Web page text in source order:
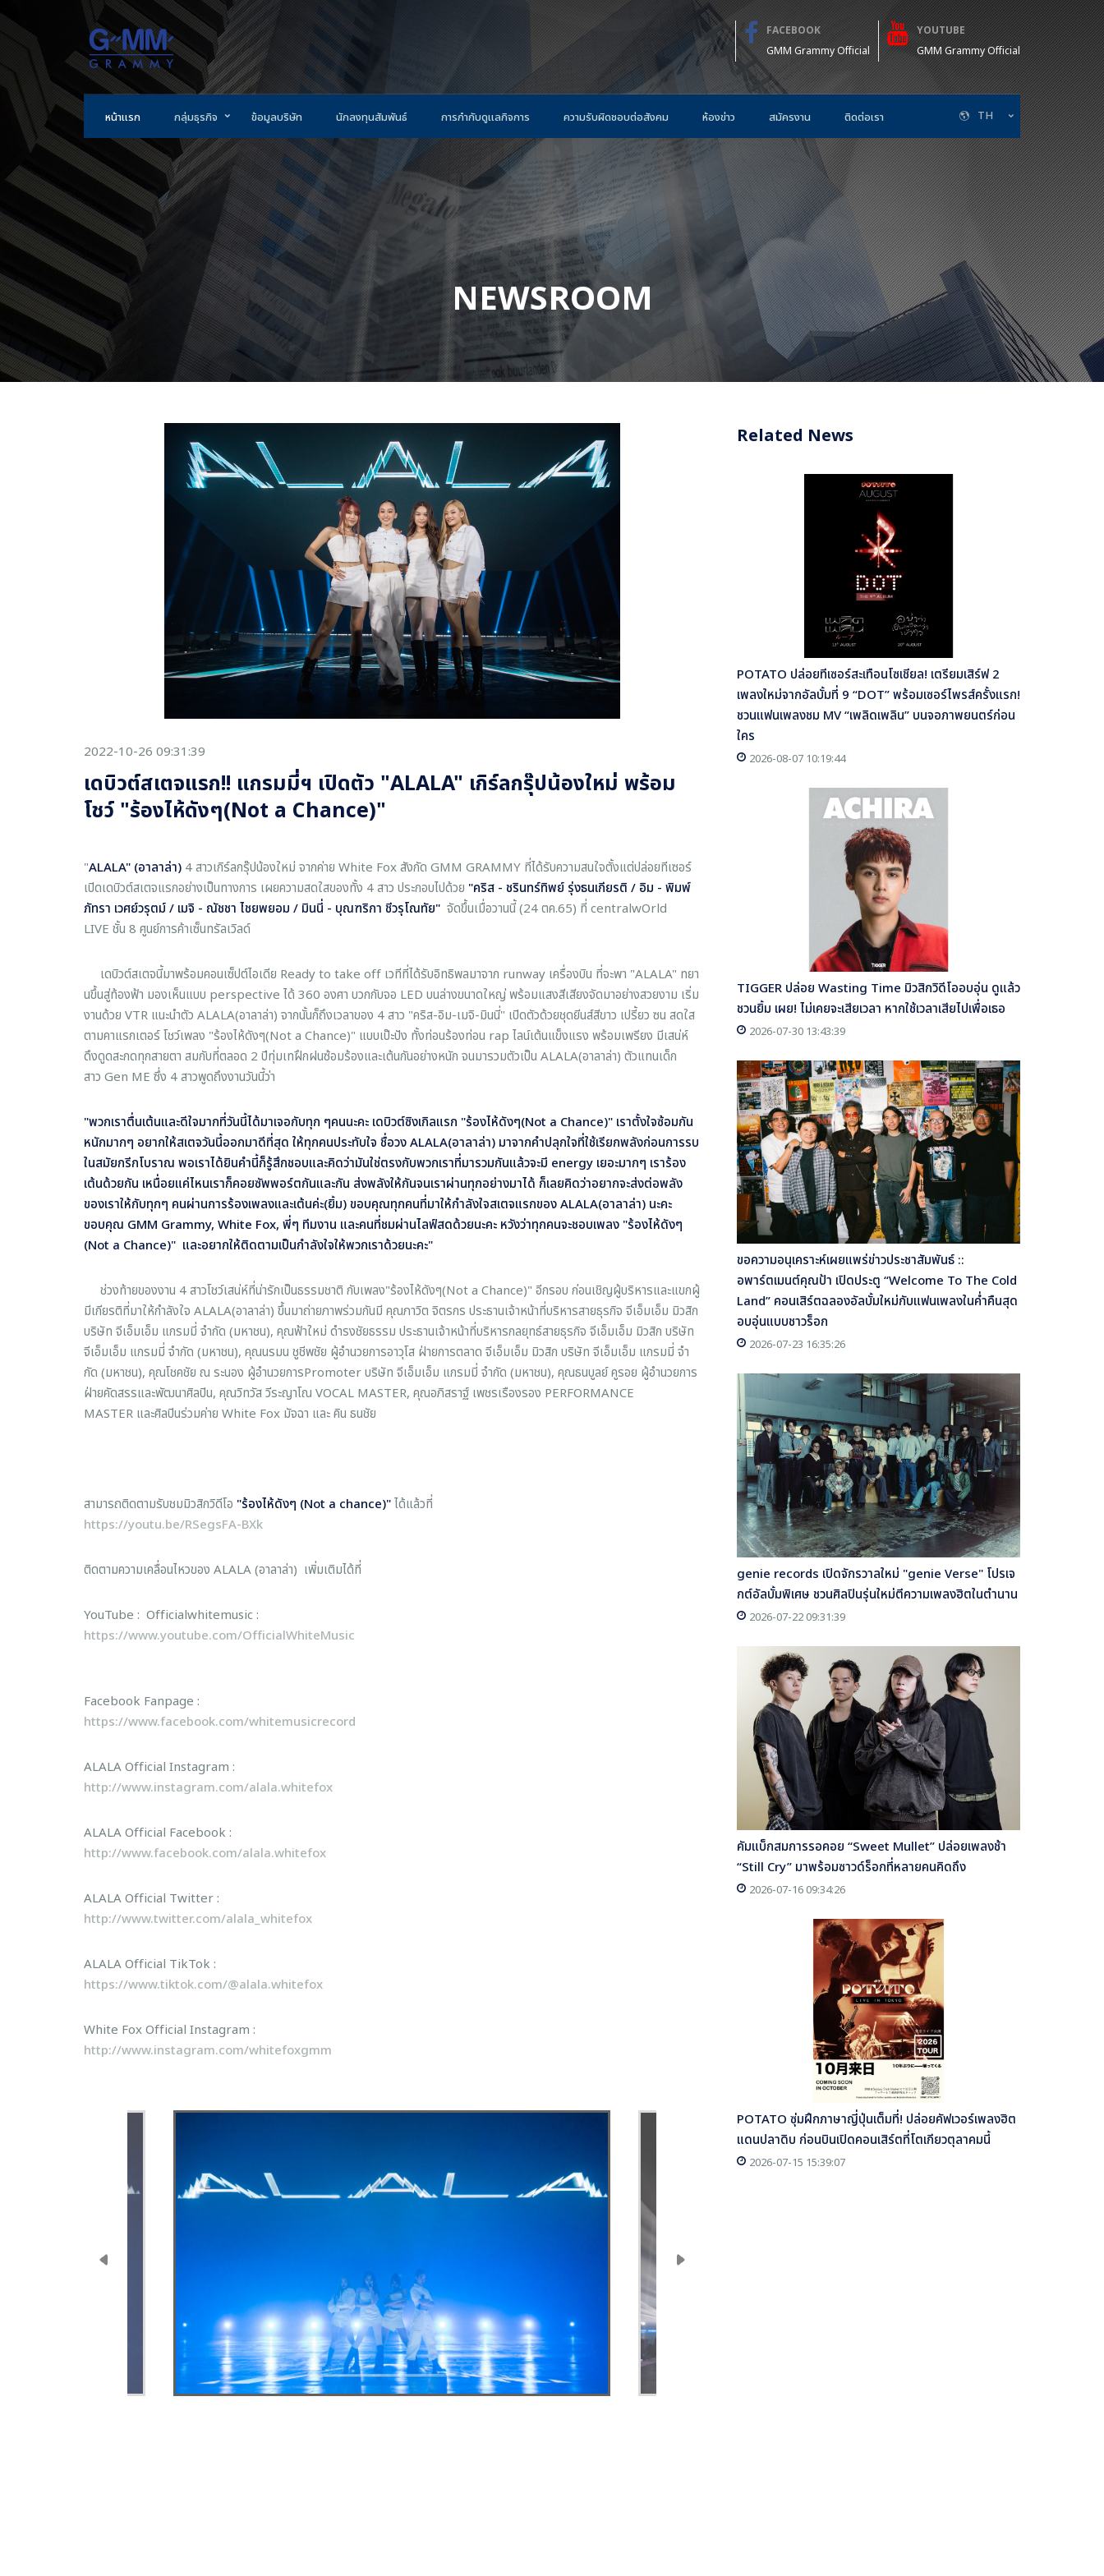
FACEBOOK
GMM Grammy Official
YOUTUBE
GMM Grammy Official
หน้าแรก กลุ่มธุรกิจ ข้อมูลบริษัท นักลงทุนสัมพันธ์ การกำกับดูแลกิจการ ความรับผิดชอบต่อสังคม ห้องข่าว สมัครงาน ติดต่อเรา TH
NEWSROOM
2022-10-26 09:31:39
เดบิวต์สเตจแรก!! แกรมมี่ฯ เปิดตัว "ALALA" เกิร์ลกรุ๊ปน้องใหม่ พร้อม
โชว์ "ร้องไห้ดังๆ(Not a Chance)"
"ALALA" (อาลาล่า) 4 สาวเกิร์ลกรุ๊ปน้องใหม่ จากค่าย White Fox สังกัด GMM GRAMMY ที่ได้รับความสนใจตั้งแต่ปล่อยทีเซอร์
เปิดเดบิวต์สเตจแรกอย่างเป็นทางการ เผยความสดใสของทั้ง 4 สาว ประกอบไปด้วย "คริส - ชรินทร์ทิพย์ รุ่งธนเกียรติ / อิม - พิมพ์
ภัทรา เวศย์วรุตม์ / เมจิ - ณัชชา ไชยพยอม / มินนี่ - บุณฑริกา ชีวรุโณทัย" จัดขึ้นเมื่อวานนี้ (24 ตค.65) ที่ centralwOrld
LIVE ชั้น 8 ศูนย์การค้าเซ็นทรัลเวิลด์
เดบิวต์สเตจนี้มาพร้อมคอนเซ็ปต์ไอเดีย Ready to take off เวทีที่ได้รับอิทธิพลมาจาก runway เครื่องบิน ที่จะพา "ALALA" ทยา
นขึ้นสู่ท้องฟ้า มองเห็นแบบ perspective ได้ 360 องศา บวกกับจอ LED บนล่างขนาดใหญ่ พร้อมแสงสีเสียงจัดมาอย่างสวยงาม เริ่ม
งานด้วย VTR แนะนำตัว ALALA(อาลาล่า) จากนั้นก็ถึงเวลาของ 4 สาว "คริส-อิม-เมจิ-มินนี่" เปิดตัวด้วยชุดยีนส์สีขาว เปรี้ยว ซน สดใส
ตามคาแรกเตอร์ โชว์เพลง "ร้องไห้ดังๆ(Not a Chance)" แบบเป๊ะปัง ทั้งท่อนร้องท่อน rap ไลน์เต้นแข็งแรง พร้อมเพรียง มีเสน่ห์
ดึงดูดสะกดทุกสายตา สมกับที่ตลอด 2 ปีทุ่มเทฝึกฝนซ้อมร้องและเต้นกันอย่างหนัก จนมารวมตัวเป็น ALALA(อาลาล่า) ตัวแทนเด็ก
สาว Gen ME ซึ่ง 4 สาวพูดถึงงานวันนี้ว่า
"พวกเราตื่นเต้นและดีใจมากที่วันนี้ได้มาเจอกับทุก ๆคนนะคะ เดบิวต์ซิงเกิลแรก "ร้องไห้ดังๆ(Not a Chance)" เราตั้งใจซ้อมกัน
หนักมากๆ อยากให้สเตจวันนี้ออกมาดีที่สุด ให้ทุกคนประทับใจ ชื่อวง ALALA(อาลาล่า) มาจากคำปลุกใจที่ใช้เรียกพลังก่อนการรบ
ในสมัยกรีกโบราณ พอเราได้ยินคำนี้ก็รู้สึกชอบและคิดว่ามันใช่ตรงกับพวกเราที่มารวมกันแล้วจะมี energy เยอะมากๆ เราร้อง
เต้นด้วยกัน เหนื่อยแค่ไหนเราก็คอยซัพพอร์ตกันและกัน ส่งพลังให้กันจนเราผ่านทุกอย่างมาได้ ก็เลยคิดว่าอยากจะส่งต่อพลัง
ของเราให้กับทุกๆ คนผ่านการร้องเพลงและเต้นค่ะ(ยิ้ม) ขอบคุณทุกคนที่มาให้กำลังใจสเตจแรกของ ALALA(อาลาล่า) นะคะ
ขอบคุณ GMM Grammy, White Fox, พี่ๆ ทีมงาน และคนที่ชมผ่านไลฟ์สดด้วยนะคะ หวังว่าทุกคนจะชอบเพลง "ร้องไห้ดังๆ
(Not a Chance)" และอยากให้ติดตามเป็นกำลังใจให้พวกเราด้วยนะคะ"
ช่วงท้ายของงาน 4 สาวโชว์เสน่ห์ที่น่ารักเป็นธรรมชาติ กับเพลง"ร้องไห้ดังๆ(Not a Chance)" อีกรอบ ก่อนเชิญผู้บริหารและแขกผู้
มีเกียรติที่มาให้กำลังใจ ALALA(อาลาล่า) ขึ้นมาถ่ายภาพร่วมกันมี คุณภาวิต จิตรกร ประธานเจ้าหน้าที่บริหารสายธุรกิจ จีเอ็มเอ็ม มิวสิก
บริษัท จีเอ็มเอ็ม แกรมมี่ จํากัด (มหาชน), คุณฟ้าใหม่ ดํารงชัยธรรม ประธานเจ้าหน้าที่บริหารกลยุทธ์สายธุรกิจ จีเอ็มเอ็ม มิวสิก บริษัท
จีเอ็มเอ็ม แกรมมี่ จํากัด (มหาชน), คุณนรมน ชูชีพชัย ผู้อํานวยการอาวุโส ฝ่ายการตลาด จีเอ็มเอ็ม มิวสิก บริษัท จีเอ็มเอ็ม แกรมมี่ จํา
กัด (มหาชน), คุณโชคชัย ณ ระนอง ผู้อํานวยการPromoter บริษัท จีเอ็มเอ็ม แกรมมี่ จํากัด (มหาชน), คุณธนบูลย์ คูรอย ผู้อํานวยการ
ฝ่ายคัดสรรและพัฒนาศิลปิน, คุณวิทวัส วีระญาโณ VOCAL MASTER, คุณอภิสราฐ์ เพชรเรืองรอง PERFORMANCE
MASTER และศิลปินร่วมค่าย White Fox มัจฉา และ คิน ธนชัย
สามารถติดตามรับชมมิวสิกวิดีโอ "ร้องไห้ดังๆ (Not a chance)"ได้แล้วที่
https://youtu.be/RSegsFA-BXk
ติดตามความเคลื่อนไหวของ ALALA (อาลาล่า) เพิ่มเติมได้ที่
YouTube : Officialwhitemusic :
https://www.youtube.com/OfficialWhiteMusic
Facebook Fanpage :
https://www.facebook.com/whitemusicrecord
ALALA Official Instagram :
http://www.instagram.com/alala.whitefox
ALALA Official Facebook :
http://www.facebook.com/alala.whitefox
ALALA Official Twitter :
http://www.twitter.com/alala_whitefox
ALALA Official TikTok :
https://www.tiktok.com/@alala.whitefox
White Fox Official Instagram :
http://www.instagram.com/whitefoxgmm
Related News
POTATO ปล่อยทีเซอร์สะเทือนโซเชียล! เตรียมเสิร์ฟ 2
เพลงใหม่จากอัลบั้มที่ 9 “DOT” พร้อมเซอร์ไพรส์ครั้งแรก!
ชวนแฟนเพลงชม MV “เพลิดเพลิน” บนจอภาพยนตร์ก่อน
ใคร
2026-08-07 10:19:44
TIGGER ปล่อย Wasting Time มิวสิกวิดีโออบอุ่น ดูแล้ว
ชวนยิ้ม เผย! ไม่เคยจะเสียเวลา หากใช้เวลาเสียไปเพื่อเธอ
2026-07-30 13:43:39
ขอความอนุเคราะห์เผยแพร่ข่าวประชาสัมพันธ์ ::
อพาร์ตเมนต์คุณป้า เปิดประตู “Welcome To The Cold
Land” คอนเสิร์ตฉลองอัลบั้มใหม่กับแฟนเพลงในค่ำคืนสุด
อบอุ่นแบบชาวร็อก
2026-07-23 16:35:26
genie records เปิดจักรวาลใหม่ "genie Verse" โปรเจ
กต์อัลบั้มพิเศษ ชวนศิลปินรุ่นใหม่ตีความเพลงฮิตในตำนาน
2026-07-22 09:31:39
คัมแบ็กสมการรอคอย “Sweet Mullet” ปล่อยเพลงช้า
“Still Cry” มาพร้อมซาวด์ร็อกที่หลายคนคิดถึง
2026-07-16 09:34:26
POTATO ซุ่มฝึกภาษาญี่ปุ่นเต็มที่! ปล่อยคัฟเวอร์เพลงฮิต
แดนปลาดิบ ก่อนบินเปิดคอนเสิร์ตที่โตเกียวตุลาคมนี้
2026-07-15 15:39:07